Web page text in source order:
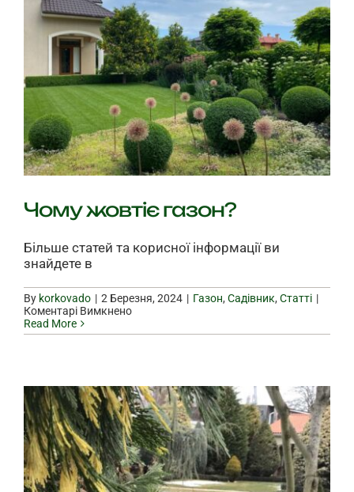
Чому жовтіє газон?
Більше статей та корисної інформації ви
знайдете в
By korkovado | | Газон, Садівник, Статті |
Коментарі Вимкненодо
жовтіє
Read More